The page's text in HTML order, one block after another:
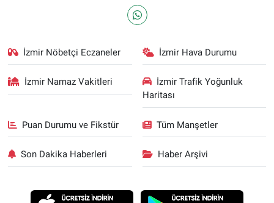
İzmir Nöbetçi Eczaneler İzmir Hava Durumu
İzmir Namaz Vakitleri
İzmir Trafik Yoğunluk
Haritası
Puan Durumu ve Fikstür Tüm Manşetler
Son Dakika Haberleri Haber Arşivi